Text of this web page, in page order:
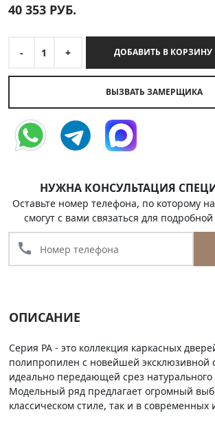
40 353 РУБ.
- 1 + ДОБАВИТЬ В КОРЗИНУ
ВЫЗВАТЬ ЗАМЕРЩИКА
НУЖНА КОНСУЛЬТАЦИЯ
Оставьте номер телефона, по которому
смогут с вами связаться для
call
ОПИСАНИЕ
Серия PA - это коллекция каркасных
полипропилен с новейшей эксклюзивной
идеально передающей срез натурального
Модельный ряд предлагает огромный
классическом стиле, так и в современных